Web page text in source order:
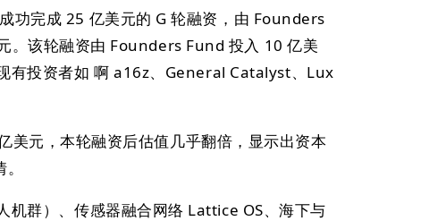
完成 25 亿美元的 G 轮融资，由 Founders
。该轮融资由 Founders Fund 投入 10 亿美
有投资者如 啊 a16z、General Catalyst、Lux
元，本轮融资后估值几乎翻倍，显示出资本
机群）、传感器融合网络 Lattice OS、海下与